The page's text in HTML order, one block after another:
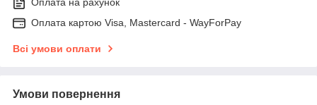
Оплата на рахунок
Оплата картою Visa, Mastercard - WayForPay
Всі умови оплати
Умови повернення